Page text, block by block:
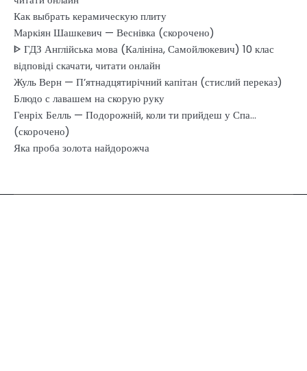
Как выбрать керамическую плиту
Маркіян Шашкевич — Веснівка (скорочено)
ᐈ ГДЗ Англійська мова (Калініна, Самойлюкевич) 10 клас
відповіді скачати, читати онлайн
Жуль Верн — П’ятнадцятирічний капітан (стислий переказ)
Блюдо с лавашем на скорую руку
Генріх Белль — Подорожній, коли ти прийдеш у Спа…
(скорочено)
Яка проба золота найдорожча